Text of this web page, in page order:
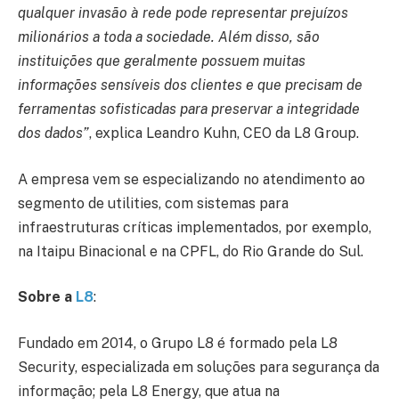
qualquer invasão à rede pode representar prejuízos
milionários a toda a sociedade. Além disso, são
instituições que geralmente possuem muitas
informações sensíveis dos clientes e que precisam de
ferramentas sofisticadas para preservar a integridade
dos dados”, explica Leandro Kuhn, CEO da L8 Group.
A empresa vem se especializando no atendimento ao
segmento de utilities, com sistemas para
infraestruturas críticas implementados, por exemplo,
na Itaipu Binacional e na CPFL, do Rio Grande do Sul.
Sobre a L8:
Fundado em 2014, o Grupo L8 é formado pela L8
Security, especializada em soluções para segurança da
informação; pela L8 Energy, que atua na